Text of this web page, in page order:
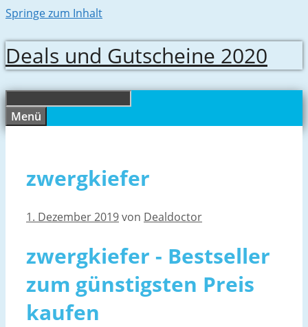
Springe zum Inhalt
Deals und Gutscheine 2020
Menü
zwergkiefer
1. Dezember 2019von Dealdoctor
zwergkiefer - Bestseller
zum günstigsten Preis
kaufen